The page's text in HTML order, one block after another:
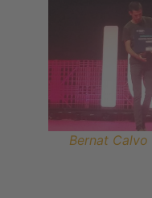
Bernat Calvo